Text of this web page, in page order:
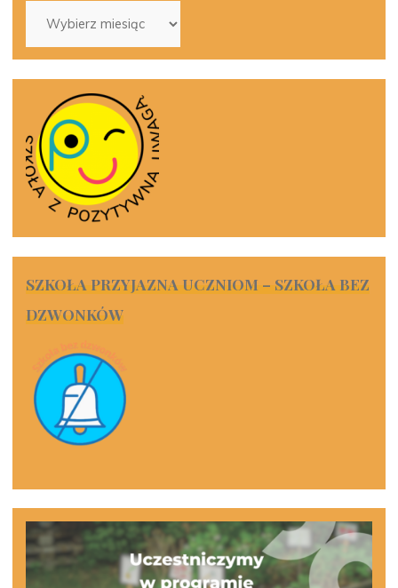
SZKOŁA PRZYJAZNA UCZNIOM – SZKOŁA BEZ
DZWONKÓW